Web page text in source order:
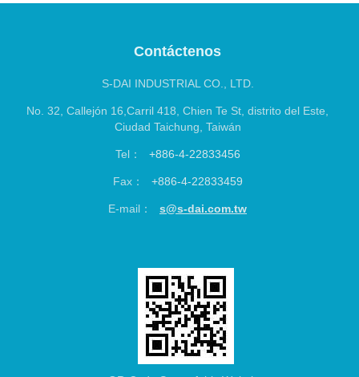
S-DAI INDUSTRIAL CO., LTD.
No. 32, Callejón 16,Carril 418, Chien Te St, distrito del Este,
Ciudad Taichung, Taiwán
Tel： +886-4-22833456
Fax： +886-4-22833459
E-mail： s@s-dai.com.tw